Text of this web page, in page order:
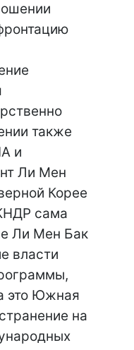
также
и
Ли Мен
Корее
сама
Ли Мен Бак
власти
это Южная
на